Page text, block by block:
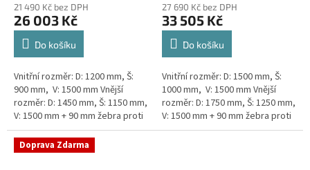
21 490 Kč bez DPH
26 003 Kč
Do košíku
Vnitřní rozměr: D: 1200 mm, Š:
900 mm, V: 1500 mm Vnější
rozměr: D: 1450 mm, Š: 1150 mm,
V: 1500 mm + 90 mm žebra proti
spodní vodě + komínek
Dvouplášťová...
27 690 Kč bez DPH
33 505 Kč
Do košíku
Vnitřní rozměr: D: 1500 mm, Š:
1000 mm, V: 1500 mm Vnější
rozměr: D: 1750 mm, Š: 1250 mm,
V: 1500 mm + 90 mm žebra proti
spodní vodě + komínek
Doprava Zdarma